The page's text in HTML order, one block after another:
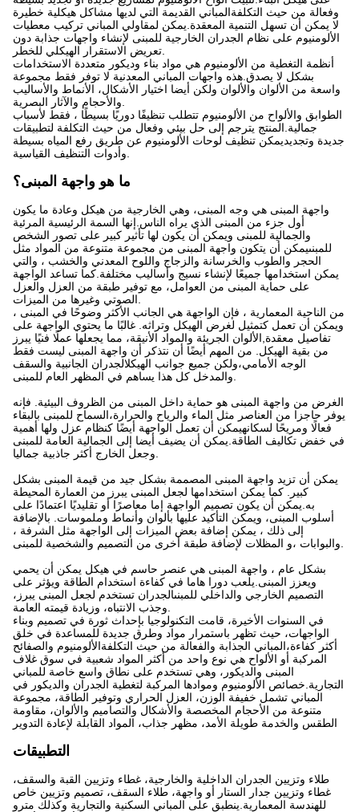
وفعالة من حيث التكلفةالمباني القديمة التي لديها مشاكل هيكلية خطيرة
لا يمكن أن تسهل التنمية المعقدة.يمكن لمقاولي المباني تركيب معطيات
الألومنيوم على نظام الجدران الخارجية للمبنى لإنشاء واجهات جذابة دون
أنظمة التغطية من الألومنيوم هي مواد بناء وديكور متعددة الاستخدامات
بشكل لا يصدق.هذه واجهات المباني المعدنية لا توفر فقط مجموعة
واسعة من الألوان والألوان ولكن أيضا اختيار الأشكال، الأنماط والأساليب
الطوابق والألواح من الألومنيوم تتطلب تنظيفًا دوريًا بسيطًا ، فقط لأسباب
جمالية.المنتج يترجم إلى حل بيئي وفعال من حيث التكلفة لتطبيقات
جديدة وتجديديمكن تنظيف لوحات الألومنيوم عن طريق رفع المياه بسيطة
ما هو واجهة المبنى؟
واجهة المبنى هي وجه المبنى، وهي الخارجية من هيكل وعادة ما يكون
أول جزء من المبنى الذي يراه الناس.إنها السمة الرئيسية المرئية
والجمالية للمبنى ويمكن أن يكون لها تأثير كبير على تصور الشخص
للمبنىيمكن أن يتكون واجهة المبنى من مجموعة متنوعة من المواد مثل
الحجر والطوب والخرسانة والزجاج واللوح المعدني والخشب ، والتي
يمكن استخدامها جميعًا لإنشاء نسيج وأساليب مختلفة.كما تساعد الواجهة
على حماية المبنى من العوامل، مع توفير طبقة من العزل والعزل
من الناحية المعمارية ، فإن الواجهة هي الجانب الأكثر وضوحًا في المبنى ،
ويمكن أن تعمل كتمثيل لغرض الهيكل وتراثه. غالبًا ما يحتوي الواجهة على
تفاصيل معقدة,الألوان الجريئة والمواد الأنيقة، مما يجعلها عملًا فنيًا يبرز
من بقية الهيكل. من المهم أيضًا أن نتذكر أن واجهة المبنى ليست فقط
الوجه الأمامي،ولكن جميع جوانب الهيكلالجدران الجانبية والسقف
الغرض من واجهة المبنى هو حماية داخل المبنى من الظروف البيئية. فإنه
يوفر حاجزا من العناصر مثل الماء والرياح والحرارة،السماح للمبنى بالبقاء
فعالًا ومريحًا لسكانهيمكن أن تعمل الواجهة أيضًا كنظام عزل ولها أهمية
في خفض تكاليف الطاقة.يمكن أن يضيف أيضا إلى الجمالية العامة للمبنى
يمكن أن تزيد واجهة المبنى المصممة بشكل جيد من قيمة المبنى بشكل
كبير. كما يمكن استخدامها لجعل المبنى يبرز من العمارة المحيطة
به.يمكن أن يكون تصميم الواجهة إما معاصرًا أو تقليديًا اعتمادًا على
أسلوب المبنى، ويمكن التأكيد عليها بألوان وأنماط وملموسات. بالإضافة
إلى ذلك ، يمكن إضافة بعض الميزات إلى الواجهة مثل الشرفة ،
بشكل عام ، واجهة المبنى هي عنصر حاسم في هيكل يمكن أن يحمي
ويعزز المبنى.يلعب دورا هاما في كفاءة استخدام الطاقة ويؤثر على
التصميم الخارجي والداخلي للمبنىالجدران تستخدم لجعل المبنى يبرز،
في السنوات الأخيرة، قامت التكنولوجيا بإحداث ثورة في تصميم وبناء
الواجهات، حيث تظهر باستمرار مواد وطرق جديدة للمساعدة في خلق
أكثر كفاءة،المباني الجذابة والفعالة من حيث التكلفةالألومنيوم والصفائح
المركبة أو الألواح هي نوع واحد من أكثر المواد شعبية في سوق غلاف
المبنى والديكور، وهي تستخدم على نطاق واسع خاصة للمباني
التجارية.خصائص الألومنيوم وموادها المركبة لتغطية الجدران والديكور في
المباني تشمل خفيفة الوزن، العزل الحراري وتوفير الطاقة، مجموعة
متنوعة من الأحجام المخصصة والأشكال والتصاميم والألوان، مقاومة
الطقس والخدمة طويلة الأمد، مظهر جذاب، المواد القابلة لإعادة التدوير
التطبيقات
طلاء وتزيين الجدران الداخلية والخارجية، غطاء وتزيين القبة والسقف،
غطاء وتزيين جدار الستار أو واجهة، طلاء السقف، تصميم وتزيين خاص
للهندسة المعمارية.ينطبق على المباني السكنية والتجارية وكذلك مترو